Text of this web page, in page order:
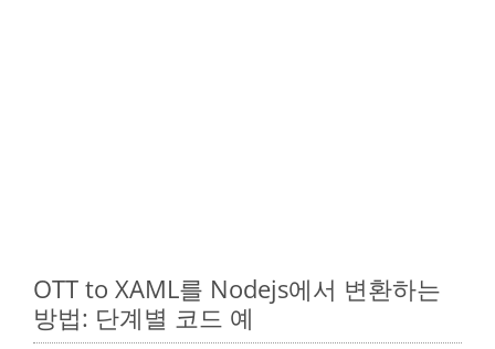
OTT to XAML를 Nodejs에서 변환하는
방법: 단계별 코드 예